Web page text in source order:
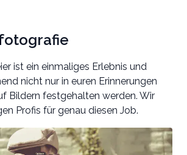
ist ein einmaliges Erlebnis und
nicht nur in euren Erinnerungen
Bildern festgehalten werden. Wir
Profis für genau diesen Job.